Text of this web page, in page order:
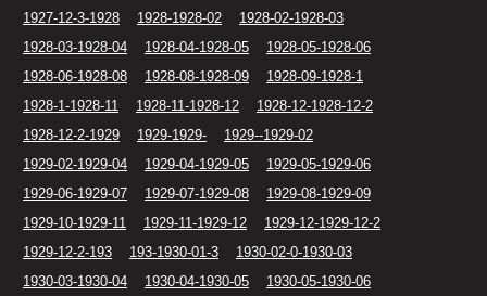
1927-12-3-1928 1928-1928-02
1928-02-1928-03
1928-03-1928-04
1928-04-1928-05
1928-05-1928-06
1928-06-1928-08
1928-08-1928-09
1928-09-1928-1
1928-1-1928-11
1928-11-1928-12
1928-12-1928-12-2
1928-12-2-1929
1929-1929-
1929--1929-02
1929-02-1929-04
1929-04-1929-05
1929-05-1929-06
1929-06-1929-07
1929-07-1929-08
1929-08-1929-09
1929-10-1929-11
1929-11-1929-12
1929-12-1929-12-2
1929-12-2-193
193-1930-01-3
1930-02-0-1930-03
1930-03-1930-04
1930-04-1930-05
1930-05-1930-06